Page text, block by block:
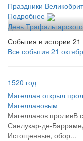
Праздники
Подробнее
День
События в истории 21
Все события 21
1520 год
Магеллан открыл
Магеллановым
Магелланов проливВ
Санлукар-де-
Истощенные, обор...